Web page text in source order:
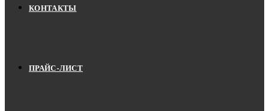
КОНТАКТЫ
ПРАЙС-ЛИСТ